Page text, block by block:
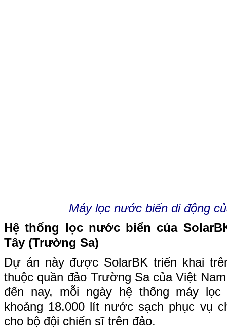
Máy lọc nước biển di động
Hệ thống lọc nước biển của
Tây (Trường Sa)
Dự án này được SolarBK triển khai
thuộc quần đảo Trường Sa của Việt
đến nay, mỗi ngày hệ thống máy
khoảng 18.000 lít nước sạch phục vụ
cho bộ đội chiến sĩ trên đảo.